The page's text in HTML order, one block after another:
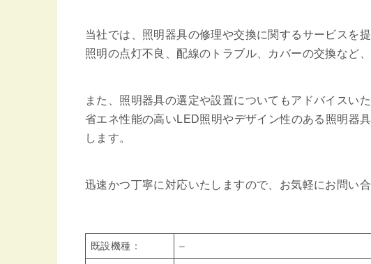
当社では、照明器具の修理や交換に関するサービスを提
照明の点灯不良、配線のトラブル、カバーの交換など
また、照明器具の選定や設置についてもアドバイスいた
省エネ性能の高いLED照明やデザイン性のある照明器
します。
迅速かつ丁寧に対応いたしますので、お気軽にお問い合
既設機種： –